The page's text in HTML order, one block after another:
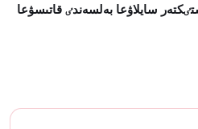
سايلاۋعا بەلسەندٸ قاتىسۋعا